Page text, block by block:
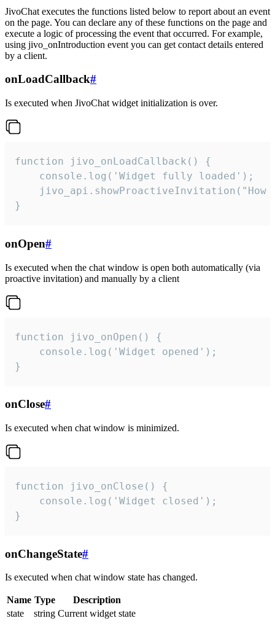
JivoChat executes the functions listed below to report about an event
on the page. You can declare any of these functions on the page and
execute a logic of processing the event that occurred. For example,
using jivo_onIntroduction event you can get contact details entered
by a client.
onLoadCallback#
Is executed when JivoChat widget initialization is over.
function jivo_onLoadCallback() {
    console.log('Widget fully loaded');
jivo_api.showProactiveInvitation("How
}
onOpen#
Is executed when the chat window is open both automatically (via
proactive invitation) and manually by a client
function jivo_onOpen() {
    console.log('Widget opened');
}
onClose#
Is executed when chat window is minimized.
function jivo_onClose() {
    console.log('Widget closed');
}
onChangeState#
Is executed when chat window state has changed.
Name Type
Description
state
string Current widget state